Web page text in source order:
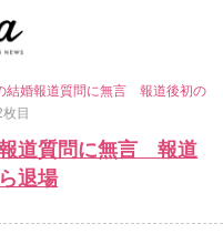
結婚報道質問に無言 報道後初の
目
道質問に無言 報道
退場